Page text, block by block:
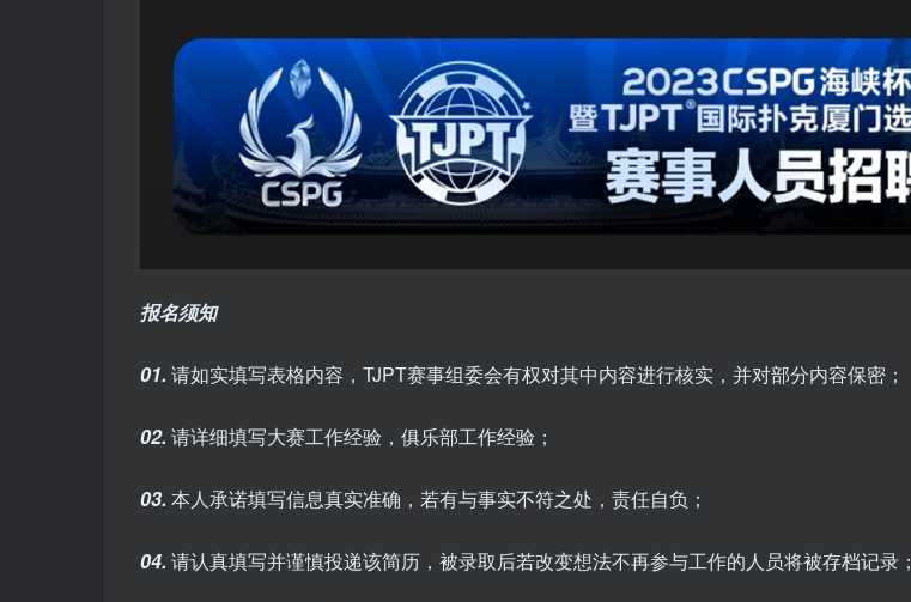
报名须知
01. 请如实填写表格内容，TJPT赛事组委会有权对其中内容进行核实，并对部分内容保密；
02. 请详细填写大赛工作经验，俱乐部工作经验；
03. 本人承诺填写信息真实准确，若有与事实不符之处，责任自负；
04. 请认真填写并谨慎投递该简历，被录取后若改变想法不再参与工作的人员将被存档记录；